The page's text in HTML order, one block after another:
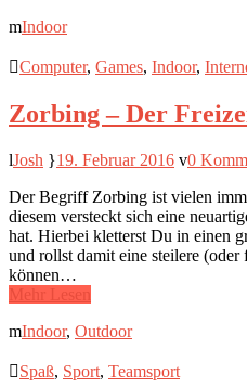
Indoor
Computer, Games, Indoor,
Zorbing – Der
Josh 19. Februar 2016
0
Der Begriff Zorbing ist vielen
diesem versteckt sich eine
hat. Hierbei kletterst Du in einen
und rollst damit eine steilere
können…
Mehr Lesen
Indoor, Outdoor
Spaß, Sport, Teamsport